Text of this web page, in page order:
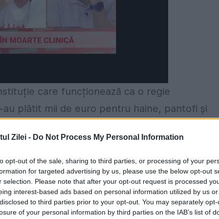
Zilei - Do Not Process My Personal Information
opt-out of the sale, sharing to third parties, or processing of your
for targeted advertising by us, please use the below opt-out
selection. Please note that after your opt-out request is processed
interest-based ads based on personal information utilized by us
to third parties prior to your opt-out. You may separately
of your personal information by third parties on the IAB’s list of
care funcționează ca o regie
plătit mii de euro pentru haine, pantofi și
fost înregistrate în contabilitatea
instituției a fost numit, de USL,
Transporturilor, Relu Fenechiu, închis în
Adomniței, președintele CJ Iași, suspendat
de corupție. Dacă pentru mulți dintre
sunt branduri inaccesibile, la Iași aceste